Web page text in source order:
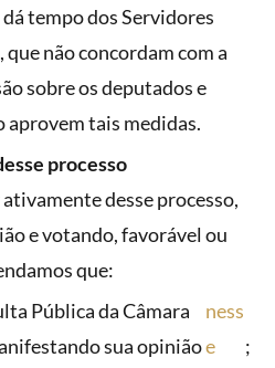
tempo dos Servidores
não concordam com a
sobre os deputados e
aprovem tais medidas.
processo
desse processo,
e votando, favorável ou
que:
Pública da Câmara
sua opinião
ness
e
;